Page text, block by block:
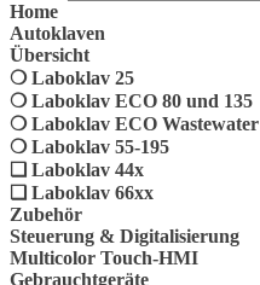
Home
Autoklaven
Übersicht
❍ Laboklav 25
❍ Laboklav ECO 80 und 135
❍ Laboklav ECO Wastewater
❍ Laboklav 55-195
❏ Laboklav 44x
❏ Laboklav 66xx
Zubehör
Steuerung & Digitalisierung
Multicolor Touch-HMI
Gebrauchtgeräte